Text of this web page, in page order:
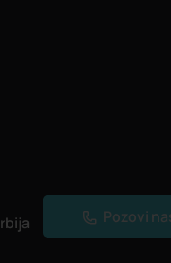
Pozovi